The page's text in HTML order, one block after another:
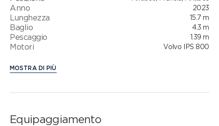
Anno 2023
Lunghezza 15.7 m
Baglio 4.3 m
Pescaggio 1.39 m
Motori Volvo IPS 800
MOSTRA DI PIÙ
Equipaggiamento